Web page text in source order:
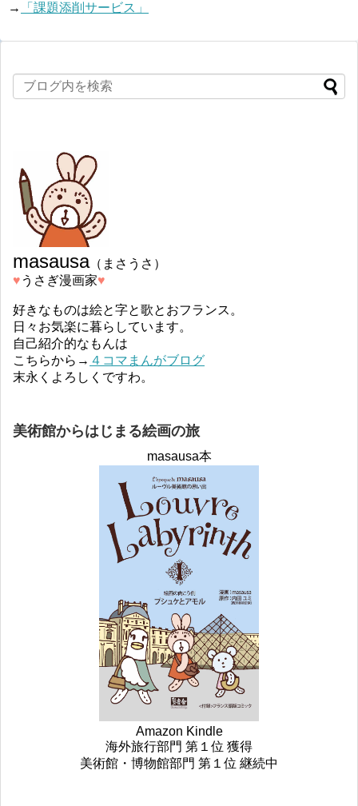
→
「課題添削サービス」
masausa（まさうさ）
♥︎ うさぎ漫画家♥︎
好きなものは絵と字と歌とおフランス。
日々お気楽に暮らしています。
自己紹介的なもんは
こちらから→ ４コマまんがブログ
末永くよろしくですわ。
美術館からはじまる絵画の旅
masausa本
Amazon Kindle
海外旅行部門 第１位 獲得
美術館・博物館部門 第１位 継続中